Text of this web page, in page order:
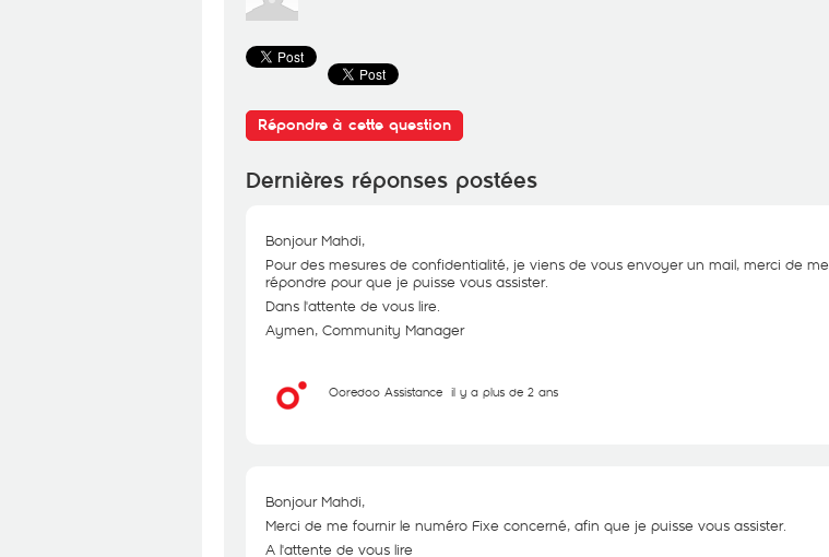
Répondre à cette question
Dernières réponses postées
Bonjour Mahdi,
Pour des mesures de confidentialité, je viens de vous envoyer un mail, merci de me
répondre pour que je puisse vous assister.
Dans l'attente de vous lire.
Aymen, Community Manager
Ooredoo Assistance il y a plus de 2 ans
Bonjour Mahdi,
Merci de me fournir le numéro Fixe concerné, afin que je puisse vous assister.
A l'attente de vous lire